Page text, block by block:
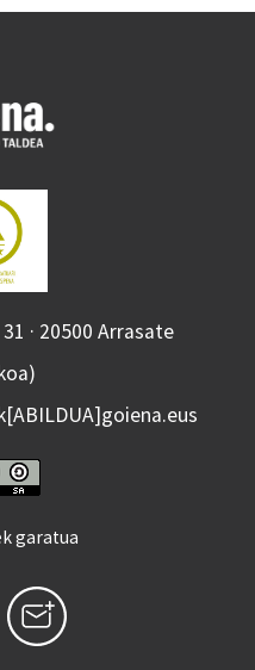
· 20500 Arrasate
garatua